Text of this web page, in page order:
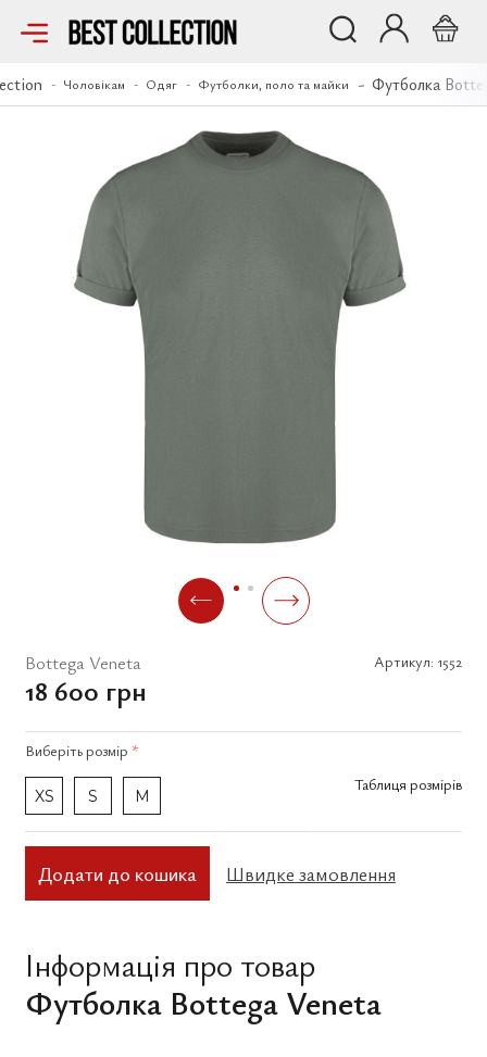
Чоловікам Одяг Футболки, поло та майки Футболка
Футболка Bottega Veneta
Bottega Veneta Артикул: 1552
18 600 грн
Виберіть розмір *
XS S M
Таблиця розмірів
Додати до кошика Швидке замовлення
Інформація про товар
Футболка Bottega Veneta